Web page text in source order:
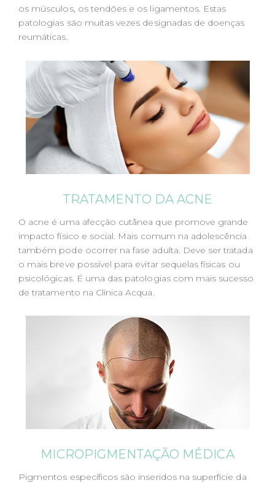
os músculos, os tendões e os ligamentos. Estas
patologias são muitas vezes designadas de doenças
reumáticas.
TRATAMENTO DA ACNE
O acne é uma afecção cutânea que promove grande
impacto físico e social. Mais comum na adolescência
também pode ocorrer na fase adulta. Deve ser tratada
o mais breve possível para evitar sequelas físicas ou
psicológicas. É uma das patologias com mais sucesso
de tratamento na Clínica Acqua.
MICROPIGMENTAÇÃO MÉDICA
Pigmentos específicos são inseridos na superfície da